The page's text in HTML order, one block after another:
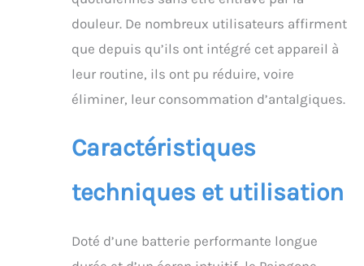
HEURES D'UTILISATION :
Alimenté par pile,
l'appareil offre jusqu'à
24 heures d'utilisation
pour vous
format compact se
sous les vêtements afin
de vous apporter un
moment, où que vous
soyez CONFORTABLE
douleur. De nombreux utilisateurs affirment
que depuis qu’ils ont intégré cet appareil à
leur routine, ils ont pu réduire, voire
éliminer, leur consommation d’antalgiques.
Caractéristiques
techniques et utilisation
Doté d’une batterie performante longue